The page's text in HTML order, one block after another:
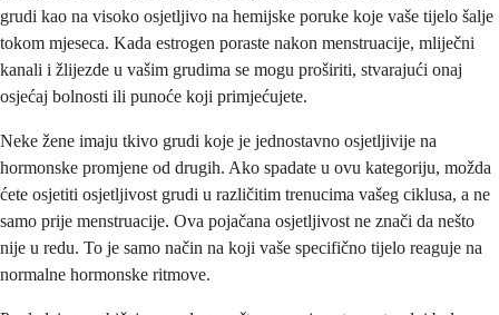
grudi kao na visoko osjetljivo na hemijske poruke koje vaše tijelo šalje
tokom mjeseca. Kada estrogen poraste nakon menstruacije, mliječni
kanali i žlijezde u vašim grudima se mogu proširiti, stvarajući onaj
osjećaj bolnosti ili punoće koji primjećujete.
Neke žene imaju tkivo grudi koje je jednostavno osjetljivije na
hormonske promjene od drugih. Ako spadate u ovu kategoriju, možda
ćete osjetiti osjetljivost grudi u različitim trenucima vašeg ciklusa, a ne
samo prije menstruacije. Ova pojačana osjetljivost ne znači da nešto
nije u redu. To je samo način na koji vaše specifično tijelo reaguje na
normalne hormonske ritmove.